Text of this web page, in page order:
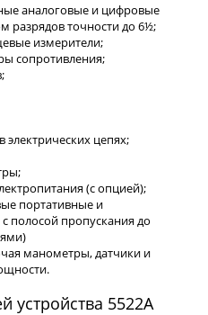
аналоговые и цифровые
разрядов точности до 6½;
измерители;
сопротивления;
цепях;
(с опцией);
портативные и
полосой пропускания до
манометры, датчики и
устройства 5522A